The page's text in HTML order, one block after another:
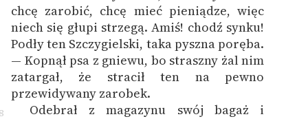
chcę zarobić, chcę mieć pieniądze, więc
niech się głupi strzegą. Amiś! chodź synku!
Podły ten Szczygielski, taka pyszna poręba.
— Kopnął psa z gniewu, bo straszny żal nim
zatargał, że stracił ten na pewno
przewidywany zarobek.
Odebrał z magazynu swój bagaż i